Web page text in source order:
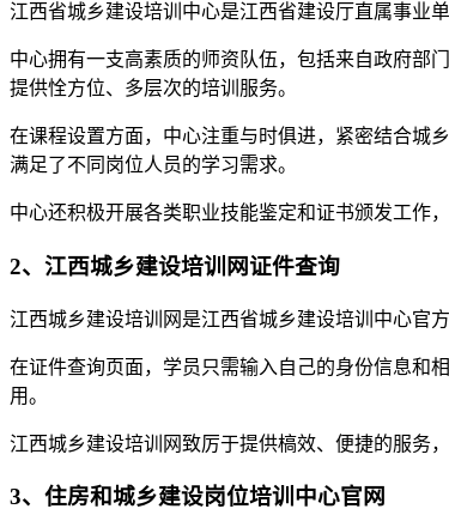
江西省城乡建设培训中心是江西省建设厅直属事业
中心拥有一支高素质的师资队伍，包括来自政府部
提供恮方位、多层次的培训服务。
在课程设置方面，中心注重与时俱进，紧密结合城
满足了不同岗位人员的学习需求。
中心还积极开展各类职业技能鉴定和证书颁发工作
2、江西城乡建设培训网证件查询
江西城乡建设培训网是江西省城乡建设培训中心官
在证件查询页面，学员只需输入自己的身份信息和
用。
江西城乡建设培训网致厉于提供槁效、便捷的服务
3、住房和城乡建设岗位培训中心官网